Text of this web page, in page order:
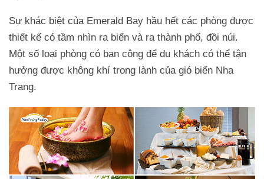
Sự khác biệt của Emerald Bay hầu hết các phòng được
thiết kế có tầm nhìn ra biển và ra thành phố, đồi núi.
Một số loại phòng có ban công để du khách có thể tận
hưởng được không khí trong lành của gió biển Nha
Trang.